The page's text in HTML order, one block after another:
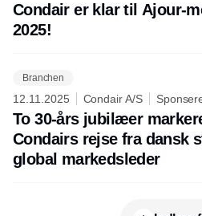
Condair er klar til Ajour-
2025!
Branchen
12.11.2025 Condair A/S
To 30-års jubilæer
Condairs rejse fra dansk
global markedsleder